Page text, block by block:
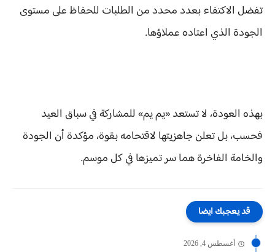
تفضل الاكتفاء بعدد محدد من الطلبات للحفاظ على مستوى
الجودة الذي اعتاده عملاؤها.
بهذه العودة، لا تستعد «يم يم» للمشاركة في سباق العيد
فحسب، بل تعلن جاهزيتها لاقتحامه بقوة، مؤكدة أن الجودة
والخامة الفاخرة هما سر تميزها في كل موسم.
قد يعجبك ايضا
أغسطس 4, 2026